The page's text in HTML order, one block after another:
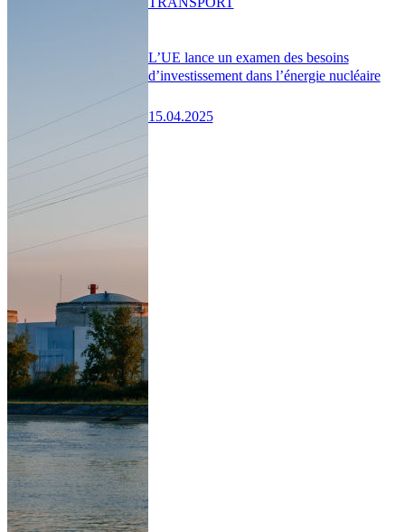
L’UE lance un examen des besoins
d’investissement dans l’énergie nucléaire
15.04.2025